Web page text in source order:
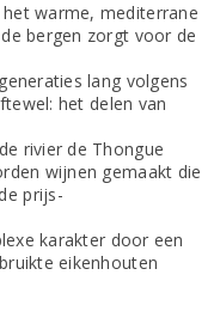
warme, mediterrane
bergen zorgt voor de
lang volgens
het delen van
rivier de Thongue
wijnen gemaakt die
prijs-
karakter door een
eikenhouten